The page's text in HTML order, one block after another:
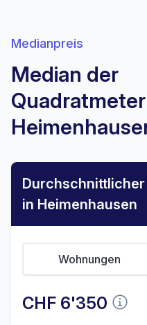
Medianpreis
Median der
in Heimenhausen
CHF 6'350
Wohnungen